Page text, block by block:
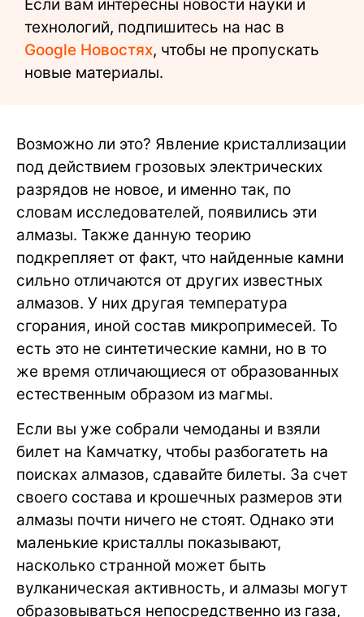
Если вам интересны новости науки и
технологий, подпишитесь на нас в
Google Новостях, чтобы не пропускать
новые материалы.
Возможно ли это? Явление кристаллизации
под действием грозовых электрических
разрядов не новое, и именно так, по
словам исследователей, появились эти
алмазы. Также данную теорию
подкрепляет от факт, что найденные камни
сильно отличаются от других известных
алмазов. У них другая температура
сгорания, иной состав микропримесей. То
есть это не синтетические камни, но в то
же время отличающиеся от образованных
естественным образом из магмы.
Если вы уже собрали чемоданы и взяли
билет на Камчатку, чтобы разбогатеть на
поисках алмазов, сдавайте билеты. За счет
своего состава и крошечных размеров эти
алмазы почти ничего не стоят. Однако эти
маленькие кристаллы показывают,
насколько странной может быть
вулканическая активность, и алмазы могут
образовываться непосредственно из газа,